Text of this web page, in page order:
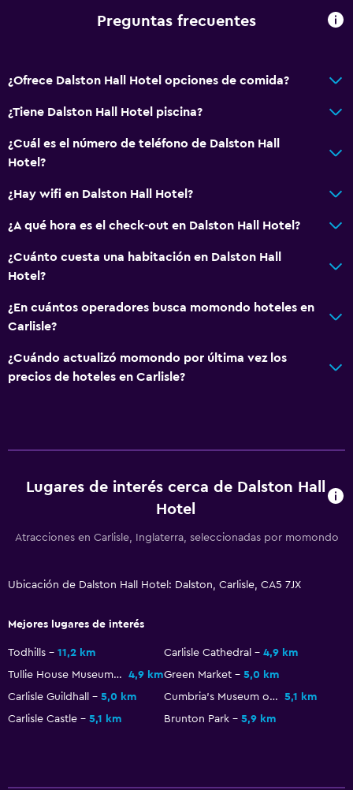
Bar/lounge
Tetera/cafetera
Actividades
Sala de juegos
Golf
Ciclismo
TV de pantalla plana
Áreas designadas para fumadores
General
Alfombrado
Aire libre
Terraza/patio
Jardín
Preguntas frecuentes
¿Ofrece Dalston Hall Hotel opciones de comida?
¿Tiene Dalston Hall Hotel piscina?
¿Cuál es el número de teléfono de Dalston Hall
Hotel?
¿Hay wifi en Dalston Hall Hotel?
¿A qué hora es el check-out en Dalston Hall Hotel?
¿Cuánto cuesta una habitación en Dalston Hall
Hotel?
¿En cuántos operadores busca momondo hoteles en
Carlisle?
¿Cuándo actualizó momondo por última vez los
precios de hoteles en Carlisle?
Lugares de interés cerca de Dalston Hall
Hotel
Atracciones en Carlisle, Inglaterra, seleccionadas por momondo
Ubicación de Dalston Hall Hotel: Dalston, Carlisle, CA5 7JX
Mejores lugares de interés
Todhills 11,2 km Carlisle Cathedral
4,9 km
Tullie House Museum and Gallery
4,9 kmGreen Market
5,0 km
Carlisle Guildhall
5,0 km Cumbria's Museum of Military Life
5,1 km
Carlisle Castle
5,1 km Brunton Park 5,9 km